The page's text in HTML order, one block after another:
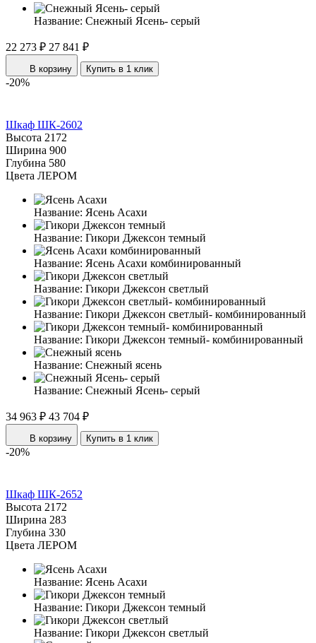
Название: Снежный Ясень- серый
22 273 ₽ 27 841 ₽
В корзину Купить в 1 клик
-20%
Шкаф ШК-2602
Высота 2172
Ширина 900
Глубина 580
Цвета ЛЕРОМ
Название: Ясень Асахи
Название: Гикори Джексон темный
Название: Ясень Асахи комбинированный
Название: Гикори Джексон светлый
Название: Гикори Джексон светлый- комбинированный
Название: Гикори Джексон темный- комбинированный
Название: Снежный ясень
Название: Снежный Ясень- серый
34 963 ₽ 43 704 ₽
В корзину Купить в 1 клик
-20%
Шкаф ШК-2652
Высота 2172
Ширина 283
Глубина 330
Цвета ЛЕРОМ
Название: Ясень Асахи
Название: Гикори Джексон темный
Название: Гикори Джексон светлый